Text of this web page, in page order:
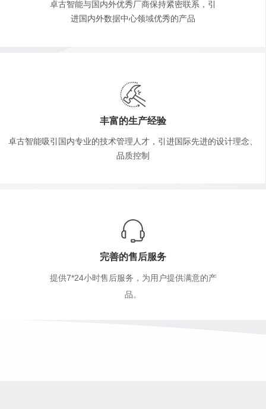
卓古智能与国内外优秀厂商保持紧密联系，引
进国内外数据中心领域优秀的产品
丰富的生产经验
卓古智能吸引国内专业的技术管理人才，引进国际先进的设计理念、
品质控制
完善的售后服务
提供7*24小时售后服务，为用户提供满意的产
品。